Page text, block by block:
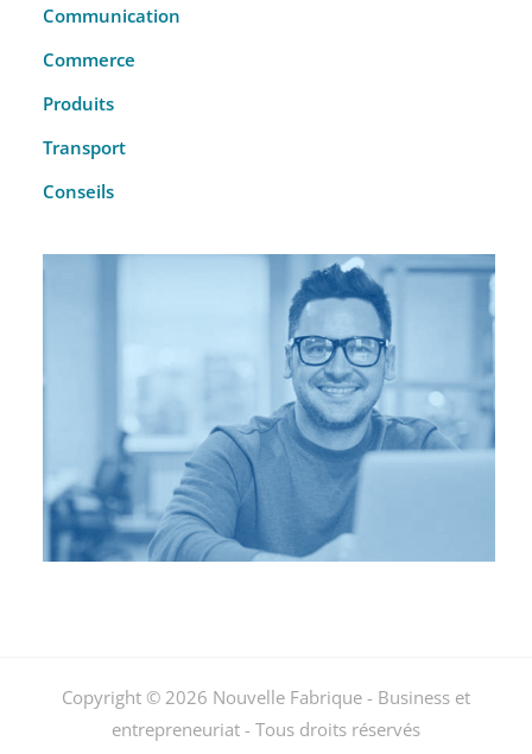
Communication
Commerce
Produits
Transport
Conseils
Copyright © 2026 Nouvelle Fabrique - Business et
entrepreneuriat - Tous droits réservés